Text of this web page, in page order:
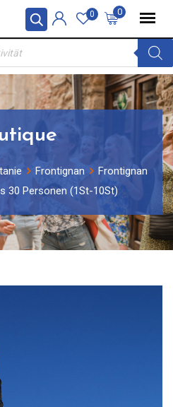
0
0
Frontignan
Frontignan
30 Personen (1St-10St)